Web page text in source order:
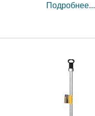
Подробнее...